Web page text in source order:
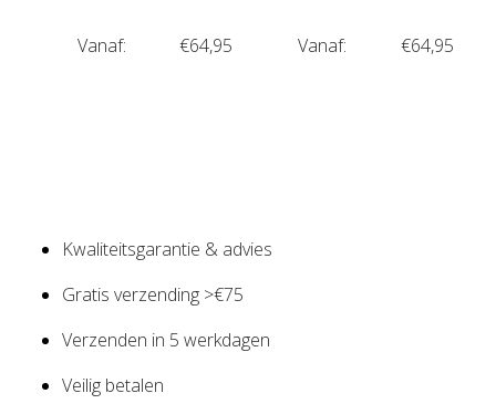
Vanaf: €64,95 Vanaf: €64,95
Kwaliteitsgarantie & advies
Gratis verzending >€75
Verzenden in 5 werkdagen
Veilig betalen